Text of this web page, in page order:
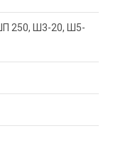
250, Ш3-20, Ш5-